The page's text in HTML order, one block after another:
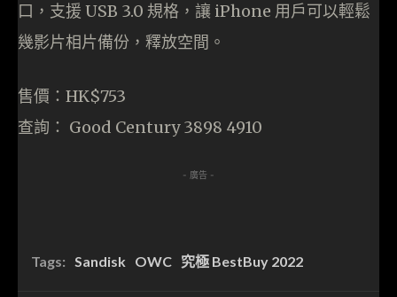
口，支援 USB 3.0 規格，讓 iPhone 用戶可以輕鬆
幾影片相片備份，釋放空間。
售價：HK$753
查詢： Good Century 3898 4910
- 廣告 -
Tags: Sandisk OWC 究極 BestBuy 2022